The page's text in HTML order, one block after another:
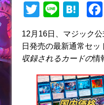
T
w
itt
er
Li
e
H
e
n
a
12月16日、マジック
日発売の最新通常セッ
収録されるカードの情